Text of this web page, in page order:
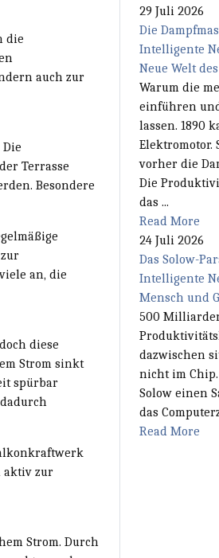
die
auch zur
Terrasse
Besondere
an, die
diese
Strom sinkt
spürbar
aktiv zur
Strom. Durch
29 Juli 2026
Die
Intelligente
Neue Welt
Warum die
einführen
lassen. 1890
vorher die
Die
das ...
Read More
24 Juli 2026
Das Solow-
Intelligente
Mensch und
500
dazwischen
nicht im Chip.
Solow einen
das
Read More